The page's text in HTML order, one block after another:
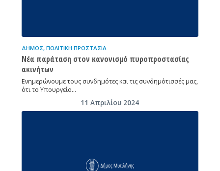
ΔΉΜΟΣ, ΠΟΛΙΤΙΚΉ ΠΡΟΣΤΑΣΊΑ
Νέα παράταση στον κανονισμό πυροπροστασίας
ακινήτων
Ενημερώνουμε τους συνδημότες και τις συνδημότισσές μας,
ότι το Υπουργείο…
11 Απριλίου 2024